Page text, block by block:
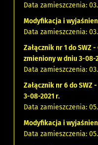
Data zamieszczenia:
Modyfikacja i
Data zamieszczenia:
Załącznik nr 1 do SWZ
zmieniony w dniu 3-08-
Data zamieszczenia:
Załącznik nr 6 do SWZ
3-08-2021 r.
Data zamieszczenia:
Modyfikacja i
Data zamieszczenia: